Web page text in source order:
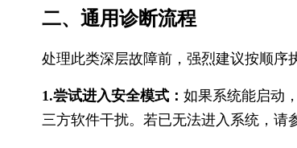
二、通用诊断流程
处理此类深层故障前，强烈建议按顺序
1.尝试进入安全模式： 如果系统能启动
三方软件干扰。若已无法进入系统，请